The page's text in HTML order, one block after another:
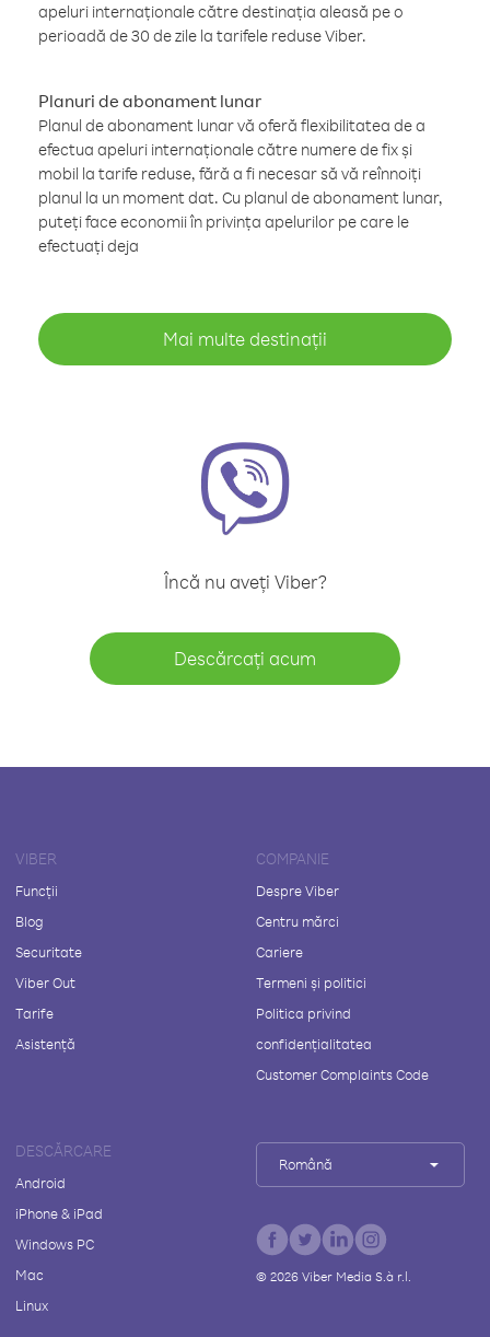
apeluri internaționale către destinația aleasă pe o
perioadă de 30 de zile la tarifele reduse Viber.
Planuri de abonament lunar
Planul de abonament lunar vă oferă flexibilitatea de a
efectua apeluri internaționale către numere de fix și
mobil la tarife reduse, fără a fi necesar să vă reînnoiți
planul la un moment dat. Cu planul de abonament lunar,
puteți face economii în privința apelurilor pe care le
efectuați deja
Mai multe destinații
Încă nu aveți Viber?
Descărcați acum
VIBER
Funcții
Blog
Securitate
Viber Out
Tarife
Asistență
COMPANIE
Despre Viber
Centru mărci
Cariere
Termeni și politici
Politica privind
confidențialitatea
Customer Complaints Code
DESCĂRCARE
Android
iPhone & iPad
Windows PC
Mac
Linux
Română
© 2026Viber Media S.à r.l.